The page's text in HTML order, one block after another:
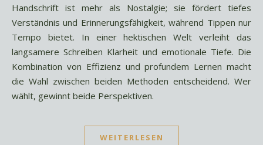
Handschrift ist mehr als Nostalgie; sie fördert tiefes
Verständnis und Erinnerungsfähigkeit, während Tippen nur
Tempo bietet. In einer hektischen Welt verleiht das
langsamere Schreiben Klarheit und emotionale Tiefe. Die
Kombination von Effizienz und profundem Lernen macht
die Wahl zwischen beiden Methoden entscheidend. Wer
wählt, gewinnt beide Perspektiven.
WEITERLESEN